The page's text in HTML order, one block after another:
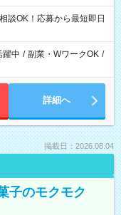
センター/受付/販売/カフェ
/化粧品販売/など 様々な
談OK！応募から最短即日
躍中 / 副業・WワークOK /
詳細へ
掲載日：2026.08.04
子のモクモク